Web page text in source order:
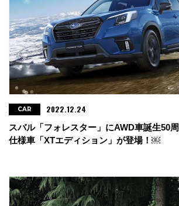
スバル「フォレスター」にAWD車誕生50
仕様車「XTエディション」が登場！￼
CAR 2022.12.24